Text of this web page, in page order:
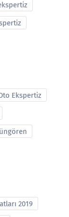
Ekspertiz
2019